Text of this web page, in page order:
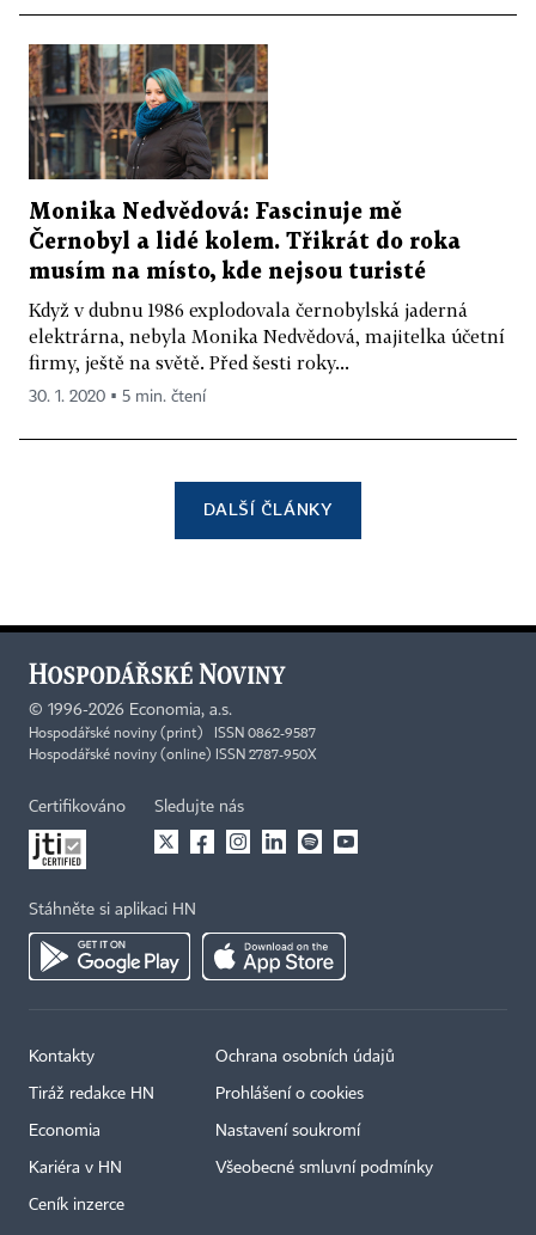
Monika Nedvědová: Fascinuje mě
Černobyl a lidé kolem. Třikrát do roka
musím na místo, kde nejsou turisté
Když v dubnu 1986 explodovala černobylská jaderná
elektrárna, nebyla Monika Nedvědová, majitelka účetní
firmy, ještě na světě. Před šesti roky...
30. 1. 2020 ▪ 5 min. čtení
DALŠÍ ČLÁNKY
© 1996-2026 Economia, a.s.
Hospodářské noviny (print) ISSN 0862-9587
Hospodářské noviny (online) ISSN 2787-950X
Certifikováno Sledujte nás
Stáhněte si aplikaci HN
Kontakty
Tiráž redakce HN
Economia
Kariéra v HN
Ceník inzerce
Ochrana osobních údajů
Prohlášení o cookies
Nastavení soukromí
Všeobecné smluvní podmínky